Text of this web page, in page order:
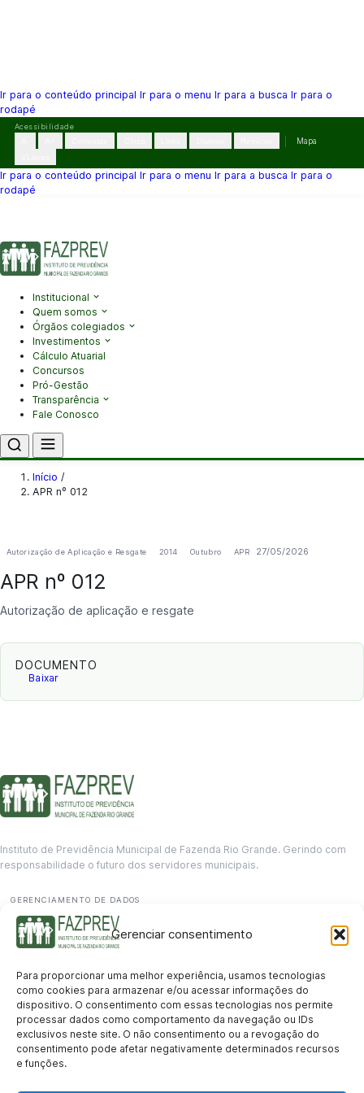
Gerenciar consentimento
Para proporcionar uma melhor experiência, usamos tecnologias
como cookies para armazenar e/ou acessar informações do
dispositivo. O consentimento com essas tecnologias nos permite
processar dados como comportamento da navegação ou IDs
exclusivos neste site. O não consentimento ou a revogação do
consentimento pode afetar negativamente determinados recursos
e funções.
Ir para o conteúdo principal Ir para o menu Ir para a busca Ir para o
rodapé
Pular
conteúdo
Acessibilidade
Mapa
Ir para o conteúdo principal Ir para o menu Ir para a busca Ir para o
rodapé
Institucional
Quem somos
Órgãos colegiados
Investimentos
Cálculo Atuarial
Concursos
Pró-Gestão
Transparência
Fale Conosco
Início /
APR nº 012
Autorização de Aplicação e Resgate 2014 Outubro APR 27/05/2026
APR nº 012
Autorização de aplicação e resgate
DOCUMENTO
Baixar
Instituto de Previdência Municipal de Fazenda Rio Grande. Gerindo com
responsabilidade o futuro dos servidores municipais.
GERENCIAMENTO DE DADOS
Departamento de informação
contato@fazprev.pr.gov.br
(41) 3995-2146
Serviços
Aposentadoria Pensão por Morte Benefício por Invalidez Auxílio Doença
Holerite Online Protocolo Online
Transparência
Portal da Transparência